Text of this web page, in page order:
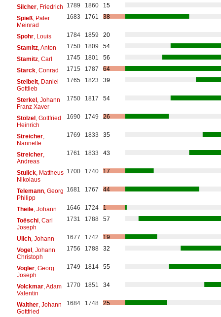
Silcher, Friedrich 1789 1860
15
Spieß, Pater
Meinrad
1683 1761 38
Spohr, Louis 1784 1859
20
Stamitz, Anton 1750 1809
54
Stamitz, Carl 1745 1801
56
Starck, Conrad 1715 1787
64
Steibelt, Daniel
Gottlieb
1765 1823 39
Sterkel, Johann
Franz Xaver
1750 1817 54
Stölzel, Gottfried
Heinrich
1690 1749 26
Streicher,
Nannette
1769 1833 35
Streicher,
Andreas
1761 1833 43
Stulick, Mattheus
Nikolaus
1700 1740 17
Telemann, Georg
Philipp
1681 1767 44
Theile, Johann 1646 1724
1
Toëschi, Carl
Joseph
1731 1788 57
Ulich, Johann 1677 1742
19
Vogel, Johann
Christoph
1756 1788 32
Vogler, Georg
Joseph
1749 1814 55
Volckmar, Adam
Valentin
1770 1851 34
Walther, Johann
Gottfried
1684 1748 25